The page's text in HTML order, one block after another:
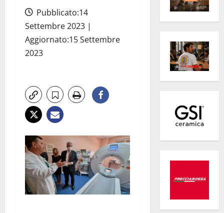
Pubblicato:14
Settembre 2023 |
Aggiornato:15 Settembre
2023